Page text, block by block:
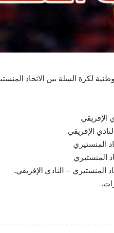
لكرة السلة بين الاتحاد